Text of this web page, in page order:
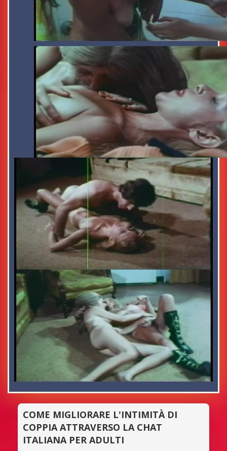
COME MIGLIORARE L'INTIMITÀ DI
COPPIA ATTRAVERSO LA CHAT
ITALIANA PER ADULTI